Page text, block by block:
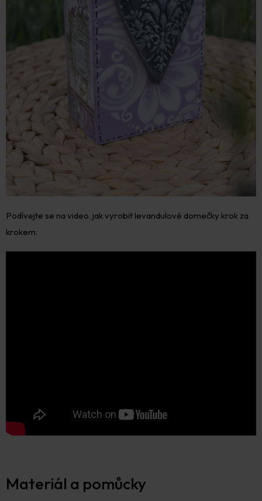
Podívejte se na video, jak vyrobit levandulové domečky krok za
krokem.
Materiál a pomůcky